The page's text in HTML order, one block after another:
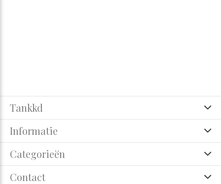
Tankkd
Informatie
Categorieën
Contact